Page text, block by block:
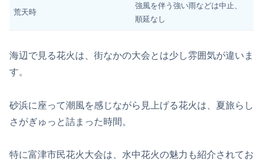
荒天時
強風を伴う強い雨などは中止、
順延なし
海辺で見る花火は、街なかの大会とは少し雰囲気が違いま
す。
砂浜に座って潮風を感じながら見上げる花火は、夏旅らし
さがぎゅっと詰まった時間。
特に富津市民花火大会は、水中花火の魅力も紹介されてお